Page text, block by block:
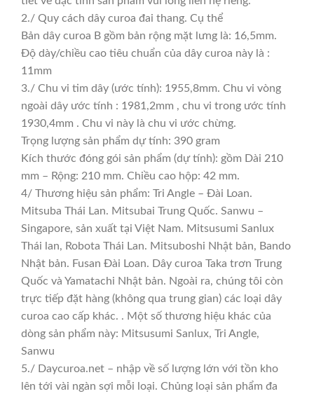
2./ Quy cách dây curoa đai thang. Cụ thể
Bản dây curoa B gồm bản rộng mặt lưng là: 16,5mm.
Độ dày/chiều cao tiêu chuẩn của dây curoa này là :
11mm
3./ Chu vi tim dây (ước tính): 1955,8mm. Chu vi vòng
ngoài dây ước tính : 1981,2mm , chu vi trong ước tính
1930,4mm . Chu vi này là chu vi ước chừng.
Trọng lượng sản phẩm dự tính: 390 gram
Kích thước đóng gói sản phẩm (dự tính): gồm Dài 210
mm – Rộng: 210 mm. Chiều cao hộp: 42 mm.
4/ Thương hiệu sản phẩm: Tri Angle – Đài Loan.
Mitsuba Thái Lan. Mitsubai Trung Quốc. Sanwu –
Singapore, sản xuất tại Việt Nam. Mitsusumi Sanlux
Thái lan, Robota Thái Lan. Mitsuboshi Nhật bản, Bando
Nhật bản. Fusan Đài Loan. Dây curoa Taka trơn Trung
Quốc và Yamatachi Nhật bản. Ngoài ra, chúng tôi còn
trực tiếp đặt hàng (không qua trung gian) các loại dây
curoa cao cấp khác. . Một số thương hiệu khác của
dòng sản phẩm này: Mitsusumi Sanlux, Tri Angle,
Sanwu
5./ Daycuroa.net – nhập về số lượng lớn với tồn kho
lên tới vài ngàn sợi mỗi loại. Chủng loại sản phẩm đa